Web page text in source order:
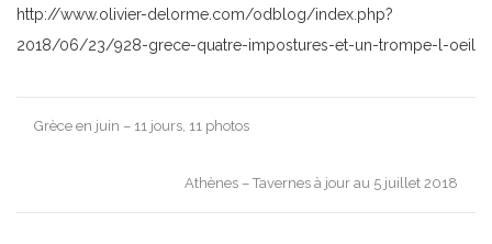
http://www.olivier-delorme.com/odblog/index.php?
2018/06/23/928-grece-quatre-impostures-et-un-trompe-l-oeil
Post
Grèce en juin – 11 jours, 11 photos
Athènes – Tavernes à jour au 5 juillet 2018